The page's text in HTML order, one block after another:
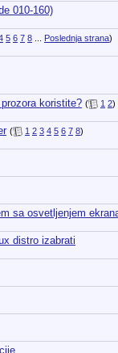
010-160)
5 6 7 8... Poslednja strana)
koristite? ( 1 2)
( 1 2 3 4 5 6 7 8)
sa osvetljenjem
distro izabrati